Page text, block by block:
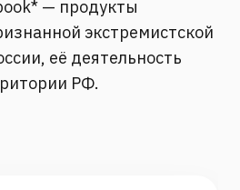
— продукты
экстремистской
её деятельность
РФ.